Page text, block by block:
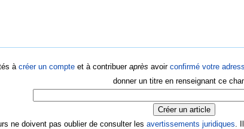
à créer un compte et à contribuer après avoir confirmé votre
donner un titre en renseignant ce
ne doivent pas oublier de consulter les avertissements juridiques.